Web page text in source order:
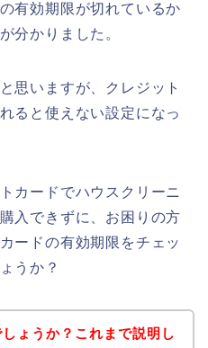
有効期限が切れているか
分かりました。
思いますが、クレジット
ると使えない設定になっ
カードでハウスクリーニ
入できずに、お困りの方
ードの有効期限をチェッ
うか？
ょうか？これまで説明し